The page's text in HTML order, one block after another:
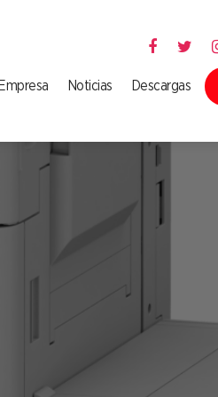
Noticias Descargas